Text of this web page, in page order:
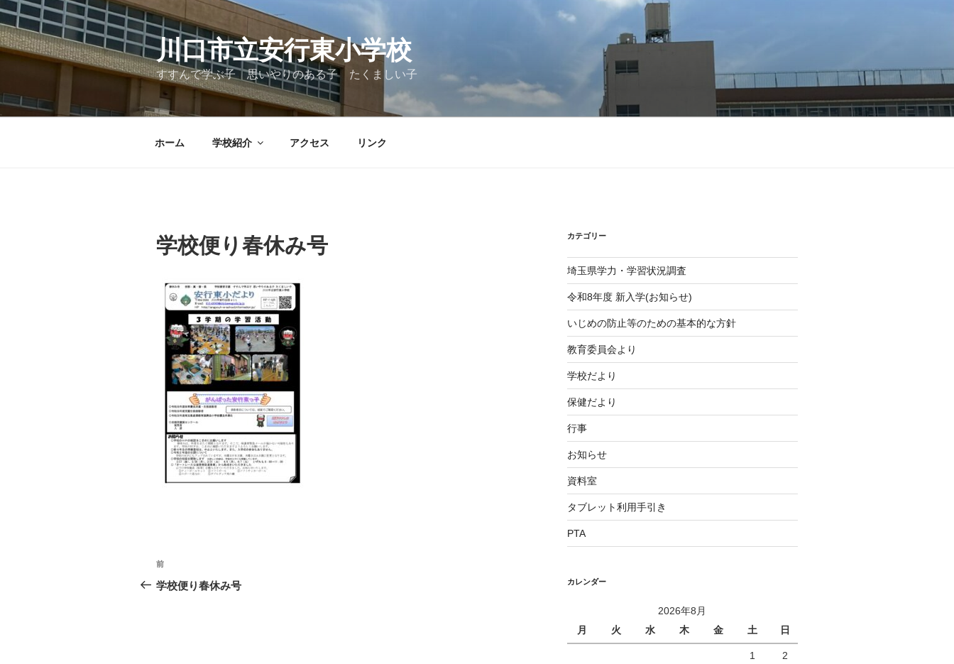
コ
ン
テ
へ
ス
川口市立安行東小学校
すすんで学ぶ子 思いやりのある子 たくましい子
ホーム 学校紹介 アクセス リンク
学校便り春休み号
投
稿
前
の
前
学校便り春休み号
カテゴリー
埼玉県学力・学習状況調査
令和8年度 新入学(お知らせ)
いじめの防止等のための基本的な方針
教育委員会より
学校だより
保健だより
行事
お知らせ
資料室
タブレット利用手引き
PTA
カレンダー
2026年8月
月
火 水 木 金 土 日
1 2